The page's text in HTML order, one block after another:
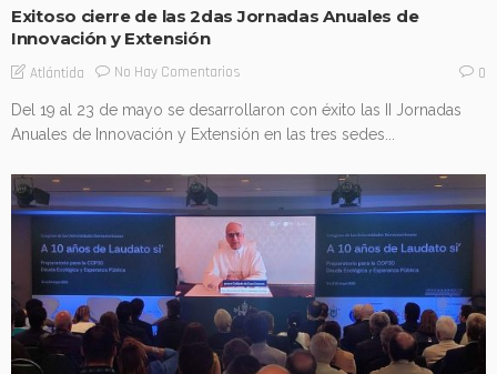
Exitoso cierre de las 2das Jornadas Anuales de
Innovación y Extensión
Atlántida No Hay Comentarios 0
Del 19 al 23 de mayo se desarrollaron con éxito las II Jornadas
Anuales de Innovación y Extensión en las tres sedes...